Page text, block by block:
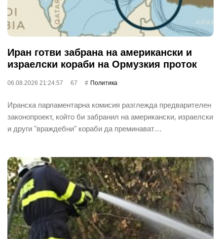
Иран готви забрана на американски и
израелски кораби на Ормузкия проток
06.08.2026 21:24:57 67 Политика
Иранска парламентарна комисия разглежда предварителен
законопроект, който би забранил на американски, израелски
и други "враждебни" кораби да преминават…